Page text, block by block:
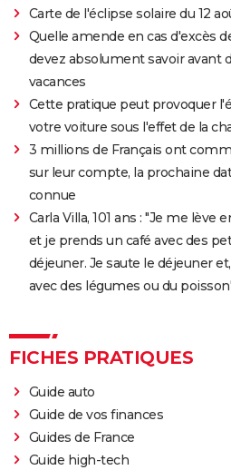
Carte de l'éclipse solaire du 12
Quelle amende en cas d'excès
devez absolument savoir avant
vacances
Cette pratique peut provoquer
votre voiture sous l'effet de la
3 millions de Français ont
sur leur compte, la prochaine
connue
Carla Villa, 101 ans : "Je me
et je prends un café avec des
déjeuner. Je saute le déjeuner
avec des légumes ou du
FICHES PRATIQUES
Guide auto
Guide de vos finances
Guides de France
Guide high-tech